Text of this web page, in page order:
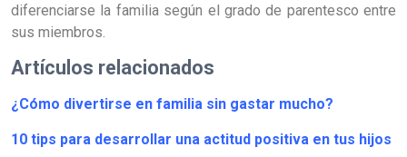
diferenciarse la familia según el grado de parentesco entre
sus miembros.
Artículos relacionados
¿Cómo divertirse en familia sin gastar mucho?
10 tips para desarrollar una actitud positiva en tus hijos